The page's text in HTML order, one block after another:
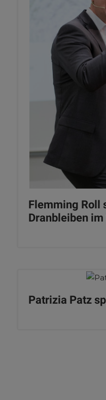
Flemming Roll
Dranbleiben
Patrizia Patz